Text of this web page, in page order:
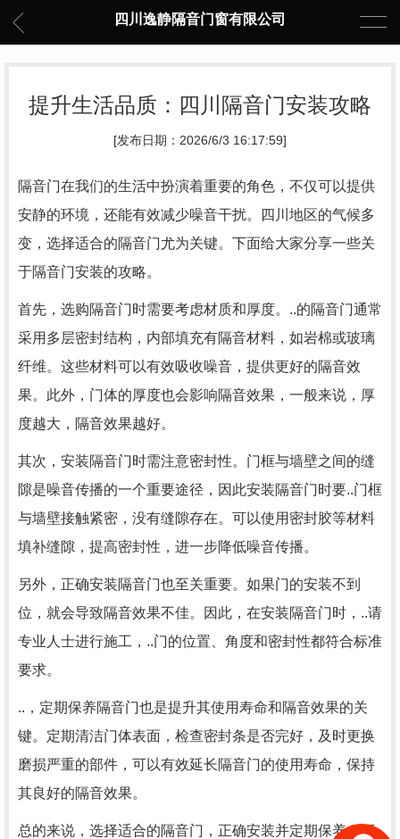
四川逸静隔音门窗有限公司
提升生活品质：四川隔音门安装攻略
[发布日期：2026/6/3 16:17:59]
隔音门在我们的生活中扮演着重要的角色，不仅可以提供
安静的环境，还能有效减少噪音干扰。四川地区的气候多
变，选择适合的隔音门尤为关键。下面给大家分享一些关
于隔音门安装的攻略。
首先，选购隔音门时需要考虑材质和厚度。..的隔音门通常
采用多层密封结构，内部填充有隔音材料，如岩棉或玻璃
纤维。这些材料可以有效吸收噪音，提供更好的隔音效
果。此外，门体的厚度也会影响隔音效果，一般来说，厚
度越大，隔音效果越好。
其次，安装隔音门时需注意密封性。门框与墙壁之间的缝
隙是噪音传播的一个重要途径，因此安装隔音门时要..门框
与墙壁接触紧密，没有缝隙存在。可以使用密封胶等材料
填补缝隙，提高密封性，进一步降低噪音传播。
另外，正确安装隔音门也至关重要。如果门的安装不到
位，就会导致隔音效果不佳。因此，在安装隔音门时，..请
专业人士进行施工，..门的位置、角度和密封性都符合标准
要求。
..，定期保养隔音门也是提升其使用寿命和隔音效果的关
键。定期清洁门体表面，检查密封条是否完好，及时更换
磨损严重的部件，可以有效延长隔音门的使用寿命，保持
其良好的隔音效果。
总的来说，选择适合的隔音门，正确安装并定期保养，可